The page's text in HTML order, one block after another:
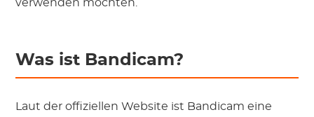
verwenden möchten.
Was ist Bandicam?
Laut der offiziellen Website ist Bandicam eine